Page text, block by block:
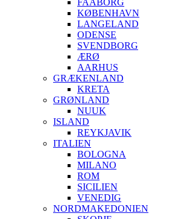
FAABORG
KØBENHAVN
LANGELAND
ODENSE
SVENDBORG
ÆRØ
AARHUS
GRÆKENLAND
KRETA
GRØNLAND
NUUK
ISLAND
REYKJAVIK
ITALIEN
BOLOGNA
MILANO
ROM
SICILIEN
VENEDIG
NORDMAKEDONIEN